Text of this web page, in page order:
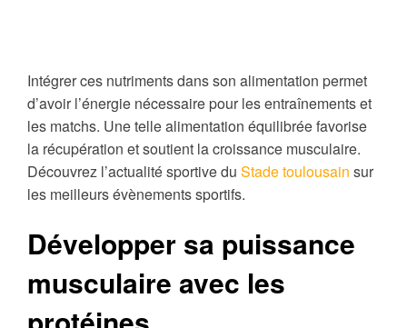
Intégrer ces nutriments dans son alimentation permet
d’avoir l’énergie nécessaire pour les entraînements et
les matchs. Une telle alimentation équilibrée favorise
la récupération et soutient la croissance musculaire.
Découvrez l’actualité sportive du Stade toulousain sur
les meilleurs évènements sportifs.
Développer sa puissance
musculaire avec les